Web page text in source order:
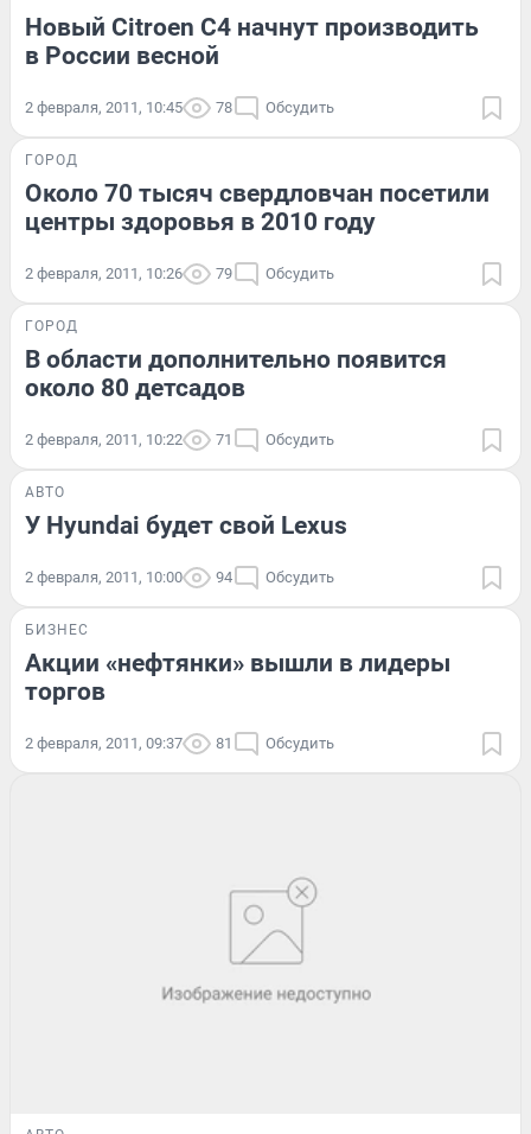
Новый Citroen C4 начнут производить
в России весной
2 февраля, 2011, 10:45 78 Обсудить
ГОРОД
Около 70 тысяч свердловчан посетили
центры здоровья в 2010 году
2 февраля, 2011, 10:26 79 Обсудить
ГОРОД
В области дополнительно появится
около 80 детсадов
2 февраля, 2011, 10:22 71 Обсудить
АВТО
У Hyundai будет свой Lexus
2 февраля, 2011, 10:00 94 Обсудить
БИЗНЕС
Акции «нефтянки» вышли в лидеры
торгов
2 февраля, 2011, 09:37 81 Обсудить